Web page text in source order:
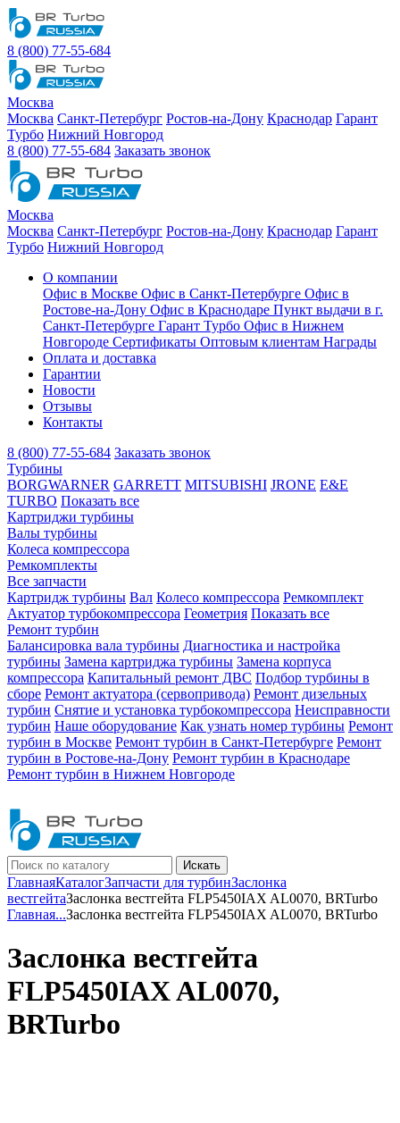
8 (800) 77-55-684
Москва
Москва Санкт-Петербург Ростов-на-Дону Краснодар Гарант
Турбо Нижний Новгород
8 (800) 77-55-684 Заказать звонок
Москва
Москва Санкт-Петербург Ростов-на-Дону Краснодар Гарант
Турбо Нижний Новгород
О компании
Офис в Москве Офис в Санкт-Петербурге Офис в
Ростове-на-Дону Офис в Краснодаре Пункт выдачи в г.
Санкт-Петербурге Гарант Турбо Офис в Нижнем
Новгороде Сертификаты Оптовым клиентам Награды
Оплата и доставка
Гарантии
Новости
Отзывы
Контакты
8 (800) 77-55-684 Заказать звонок
Турбины
BORGWARNER GARRETT MITSUBISHI JRONE E&E
TURBO Показать все
Картриджи турбины
Валы турбины
Колеса компрессора
Ремкомплекты
Все запчасти
Картридж турбины Вал Колесо компрессора Ремкомплект
Актуатор турбокомпрессора Геометрия Показать все
Ремонт турбин
Балансировка вала турбины Диагностика и настройка
турбины Замена картриджа турбины Замена корпуса
компрессора Капитальный ремонт ДВС Подбор турбины в
сборе Ремонт актуатора (сервопривода) Ремонт дизельных
турбин Снятие и установка турбокомпрессора Неисправности
турбин Наше оборудование Как узнать номер турбины Ремонт
турбин в Москве Ремонт турбин в Санкт-Петербурге Ремонт
турбин в Ростове-на-Дону Ремонт турбин в Краснодаре
Ремонт турбин в Нижнем Новгороде
Искать
ГлавнаяКаталогЗапчасти для турбинЗаслонка
вестгейтаЗаслонка вестгейта FLP5450IAX AL0070, BRTurbo
Главная...Заслонка вестгейта FLP5450IAX AL0070, BRTurbo
Заслонка вестгейта
FLP5450IAX AL0070,
BRTurbo